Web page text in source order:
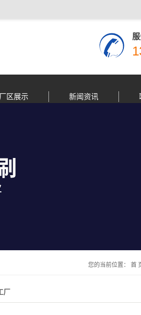
服
厂区展示 新闻资讯
您的当前位置： 首